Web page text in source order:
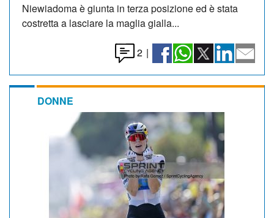
Niewiadoma è giunta in terza posizione ed è stata
costretta a lasciare la maglia gialla...
2 |
DONNE